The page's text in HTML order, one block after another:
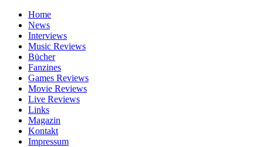
Home
News
Interviews
Music Reviews
Bücher
Fanzines
Games Reviews
Movie Reviews
Live Reviews
Links
Magazin
Kontakt
Impressum